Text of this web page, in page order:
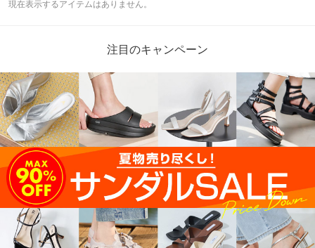
現在表示するアイテムはありません。
注目のキャンペーン